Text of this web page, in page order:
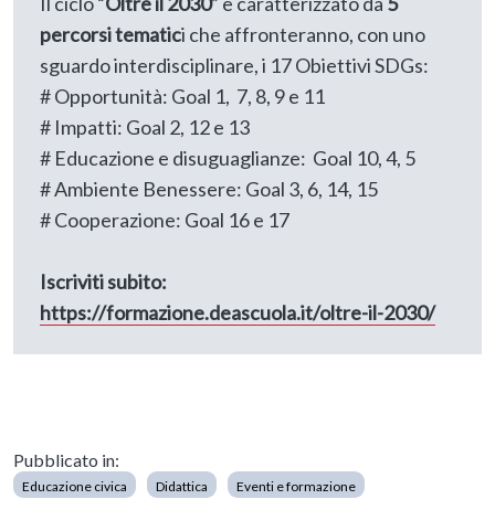
percorsi tematici che affronteranno, con uno
sguardo interdisciplinare, i 17 Obiettivi SDGs:
# Opportunità: Goal 1, 7, 8, 9 e 11
# Impatti: Goal 2, 12 e 13
# Educazione e disuguaglianze: Goal 10, 4, 5
# Ambiente Benessere: Goal 3, 6, 14, 15
# Cooperazione: Goal 16 e 17
Iscriviti subito:
https://formazione.deascuola.it/oltre-il-2030/
Pubblicato in:
Educazione civica Didattica Eventi e formazione